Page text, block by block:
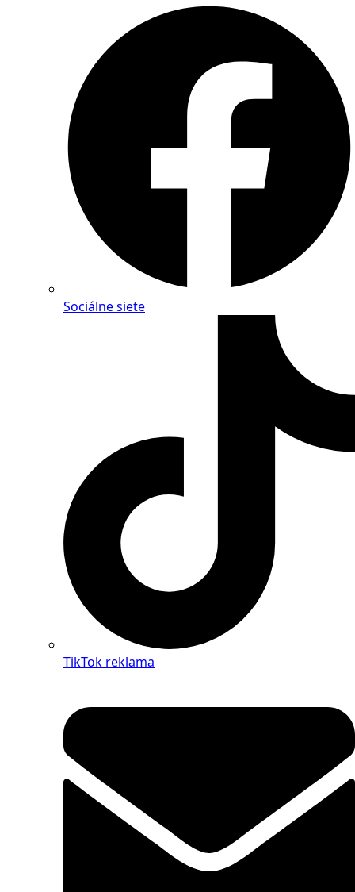
Sociálne siete
TikTok reklama